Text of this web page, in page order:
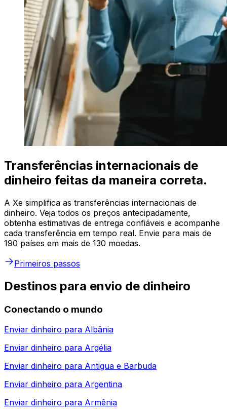
Transferências internacionais de
dinheiro feitas da maneira correta.
A Xe simplifica as transferências internacionais de
dinheiro. Veja todos os preços antecipadamente,
obtenha estimativas de entrega confiáveis e acompanhe
cada transferência em tempo real. Envie para mais de
190 países em mais de 130 moedas.
Primeiros passos
Destinos para envio de dinheiro
Conectando o mundo
Enviar dinheiro para Albânia
Enviar dinheiro para Argélia
Enviar dinheiro para Antigua e Barbuda
Enviar dinheiro para Argentina
Enviar dinheiro para Armênia